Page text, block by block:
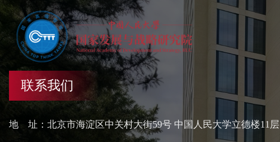
联系我们
地 址：北京市海淀区中关村大街59号 中国人民大学立德楼11层